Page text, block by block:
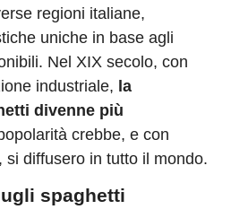
regioni italiane,
uniche in base agli
Nel XIX secolo, con
industriale, la
divenne più
crebbe, e con
si diffusero in tutto il mondo.
spaghetti